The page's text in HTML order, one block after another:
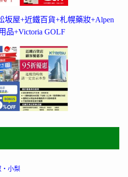
坂屋+近鐵百貨+札幌藥妝+Alpen
品+Victoria GOLF
‧小梨